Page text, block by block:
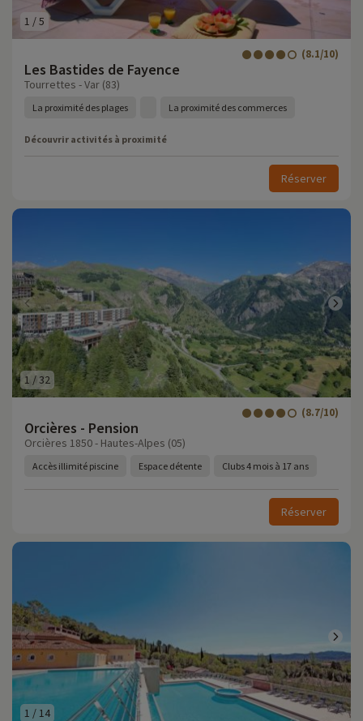
1 /5
Les Bastides de Fayence
(8.1/10)
Tourrettes - Var (83)
La proximité des plages La proximité des commerces
Découvrir activités à proximité
Réserver
1 /32
Orcières - Pension
(8.7/10)
Orcières 1850 - Hautes-Alpes (05)
Accès illimité piscine Espace détente Clubs 4 mois à 17 ans
Réserver
1 / 14